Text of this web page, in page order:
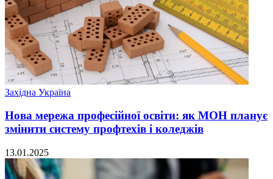
Західна Україна
Нова мережа професійної освіти: як МОН планує
змінити систему профтехів і коледжів
13.01.2025